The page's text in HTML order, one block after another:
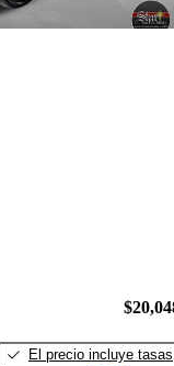
El precio incluye tasas